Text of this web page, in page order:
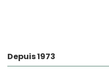
Depuis 1973